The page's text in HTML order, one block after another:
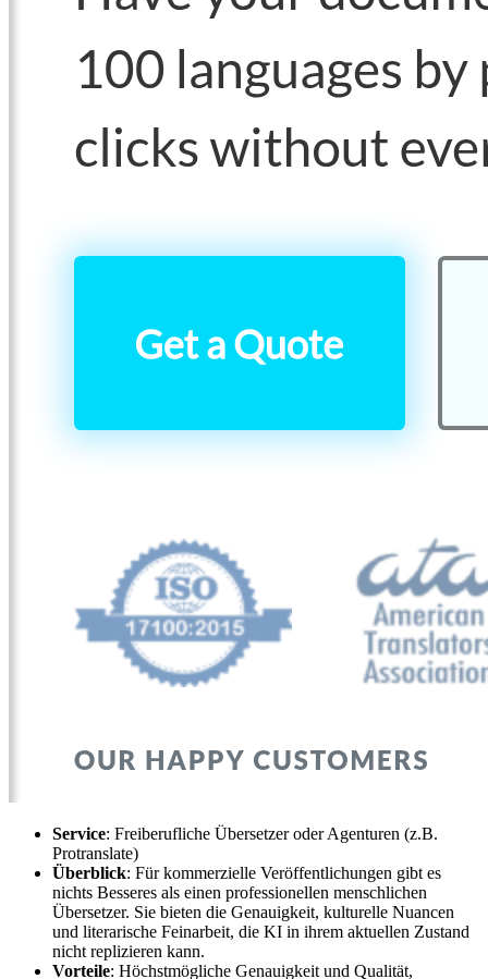
Service: Freiberufliche Übersetzer oder Agenturen (z.B.
Protranslate)
Überblick: Für kommerzielle Veröffentlichungen gibt es
nichts Besseres als einen professionellen menschlichen
Übersetzer. Sie bieten die Genauigkeit, kulturelle Nuancen
und literarische Feinarbeit, die KI in ihrem aktuellen Zustand
nicht replizieren kann.
Vorteile: Höchstmögliche Genauigkeit und Qualität,